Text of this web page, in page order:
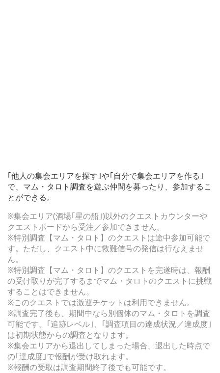
｢他人の集会エリアを探す｣や｢自分で集会エリアを作る｣
で、マム・タロト調査を遊ぶ仲間を募ったり、参加するこ
とができる。
※集会エリア(酒場｢星の船｣)以外のクエストカウンターや
クエストボードから受注／参加できません。
※特別調査【マム・タロト】のクエストは途中参加可能で
す。ただし、クエスト中に救難信号の発信は行なえませ
ん。
※特別調査【マム・タロト】のクエストを完遂時は、報酬
の受け取りが完了するまでマム・タロトのクエストに挑戦
することはできません。
※このクエストでは激運チケットは利用できません。
※調査完了後も、期間中なら別個体のマム・タロトを調査
可能です。｢追跡レベル｣、｢調査項目の達成状況／達成度｣
は初期状態からの調査となります。
※集会エリアから退出してしまった場合、退出した時点で
の｢達成度｣で報酬が受け取れます。
※報酬の受取は調査期間終了後でも可能です。